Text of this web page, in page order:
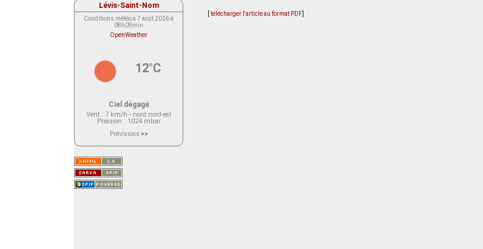
télécharger l'article au format PDF
Lévis-Saint-Nom
Conditions météo à 7 août 2026 à
08h09min
OpenWeather
12°C
Ciel dégagé
Vent : 7 km/h - nord nord-est
Pression : 1024 mbar
Prévisions >>
actuellement aucune prévision
Saint-Nom.
Veuillez consulter le message du
service ci-dessous.
(401 - Invalid API key. Please see
https://openweathermap.org/faq#error401